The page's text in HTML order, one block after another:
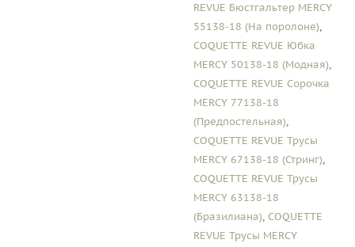
REVUE Бюстгальтер MERCY
55138-18 (На поролоне),
COQUETTE REVUE Юбка
MERCY 50138-18 (Модная),
COQUETTE REVUE Сорочка
MERCY 77138-18
(Предпостельная),
COQUETTE REVUE Трусы
MERCY 67138-18 (Стринг),
COQUETTE REVUE Трусы
MERCY 63138-18
(Бразилиана), COQUETTE
REVUE Трусы MERCY